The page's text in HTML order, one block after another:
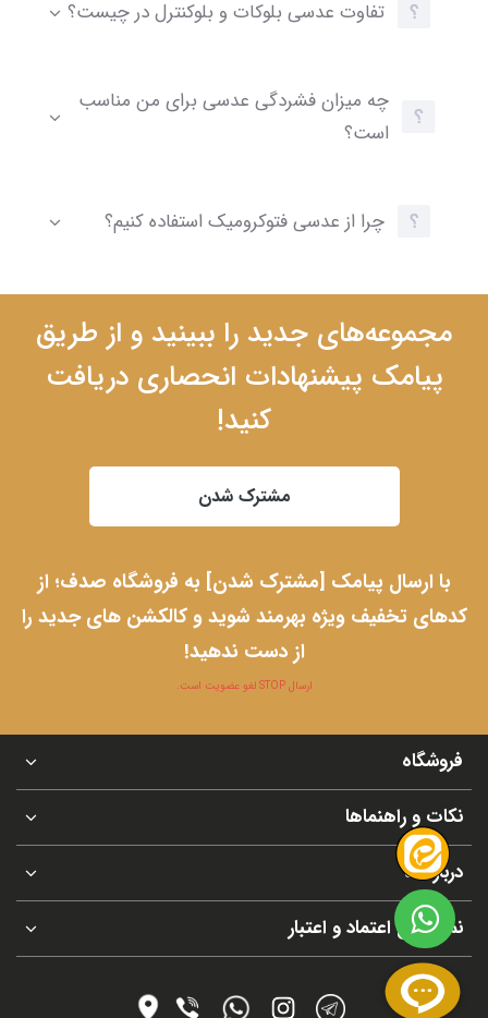
تفاوت عدسی بلوکات و بلوکنترل در چیست؟
چه میزان فشردگی عدسی برای من مناسب
است؟
چرا از عدسی فتوکرومیک استفاده کنیم؟
مجموعه‌های جدید را ببینید و از طریق
پیامک پیشنهادات انحصاری دریافت
کنید!
مشترک شدن
با ارسال پیامک [مشترک شدن] به فروشگاه صدف؛ از
کدهای تخفیف ویژه بهرمند شوید و کالکشن های جدید را
از دست ندهید!
ارسال STOP لغو عضویت است.
فروشگاه
نکات و راهنماها
درباره ما
نماد های اعتماد و اعتبار